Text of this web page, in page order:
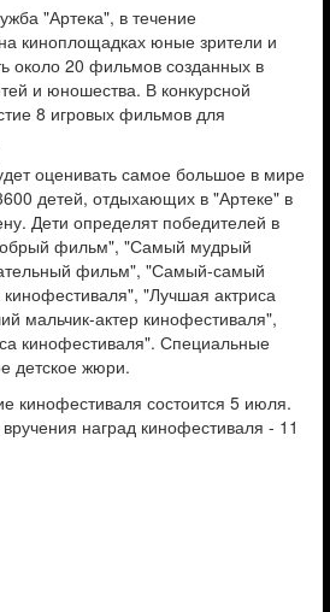
"Артека", в течение
киноплощадках юные зрители и
около 20 фильмов созданных в
и юношества. В конкурсной
8 игровых фильмов для
оценивать самое большое в мире
детей, отдыхающих в "Артеке" в
Дети определят победителей в
фильм", "Самый мудрый
фильм", "Самый-самый
"Лучшая актриса
мальчик-актер кинофестиваля",
кинофестиваля". Специальные
детское жюри.
кинофестиваля состоится 5 июля.
наград кинофестиваля - 11